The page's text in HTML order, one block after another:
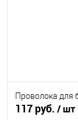
Проволока для
117 руб. / шт